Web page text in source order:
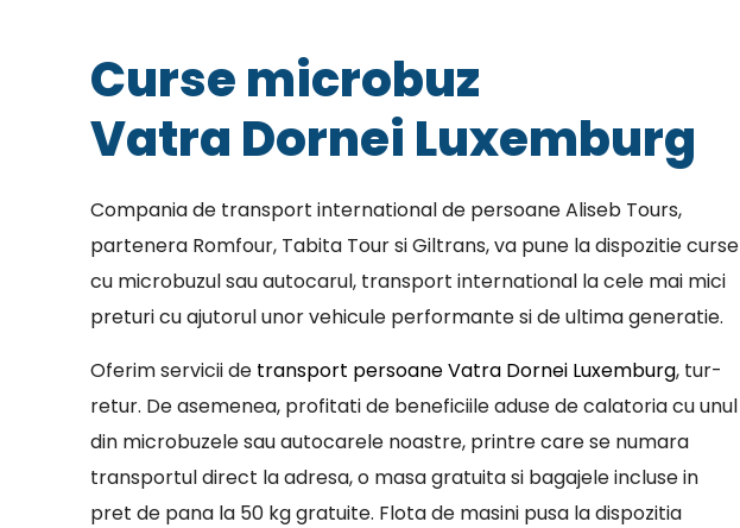
Curse microbuz
Vatra Dornei Luxemburg
Compania de transport international de persoane Aliseb Tours,
partenera Romfour, Tabita Tour si Giltrans, va pune la dispozitie curse
cu microbuzul sau autocarul, transport international la cele mai mici
preturi cu ajutorul unor vehicule performante si de ultima generatie.
Oferim servicii de transport persoane Vatra Dornei Luxemburg, tur-
retur. De asemenea, profitati de beneficiile aduse de calatoria cu unul
din microbuzele sau autocarele noastre, printre care se numara
transportul direct la adresa, o masa gratuita si bagajele incluse in
pret de pana la 50 kg gratuite. Flota de masini pusa la dispozitia